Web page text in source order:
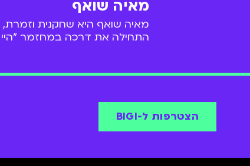
מאיה שואף
מאיה שואף היא שחקנית וזמרת,
התחילה את דרכה במחזמר "היי
נערה תיכוניסטית שזמינה
הצטרפות ל-BIGI